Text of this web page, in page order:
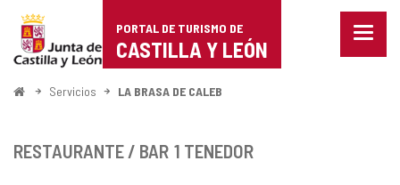
Portal
de
Turismo
Castilla
PORTAL DE TURISMO DE
CASTILLA Y LEÓN
Menu
InicioServicios LA BRASA DE CALEB
RESTAURANTE / BAR 1 TENEDOR